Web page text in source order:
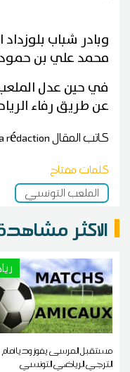
وبادر شباب
محمد علي بن
في حين عدل
عن طريق رفاء
كاتب المقالrédaction
كلمات مفتاح
الملعب التونسي
الاكثر
مستقبل المرسى يفوز وديا أمام
الترجي الرياضي التونسي